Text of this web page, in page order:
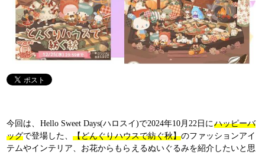
今回は、Hello Sweet Days(ハロスイ)で2024年10月22日に ハッピーバ
ッグで登場した、【どんぐりハウスで紡ぐ秋】のファッションアイ
テムやインテリア、お花からもらえるぬいぐるみを紹介したいと思